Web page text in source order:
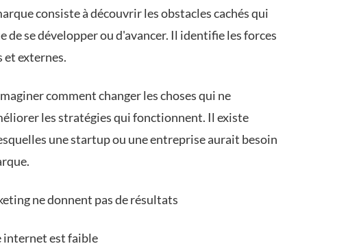
consiste à découvrir les obstacles cachés qui
de se développer ou d'avancer. Il identifie les forces
et externes.
comment changer les choses qui ne
les stratégies qui fonctionnent. Il existe
une startup ou une entreprise aurait besoin
ne donnent pas de résultats
internet est faible